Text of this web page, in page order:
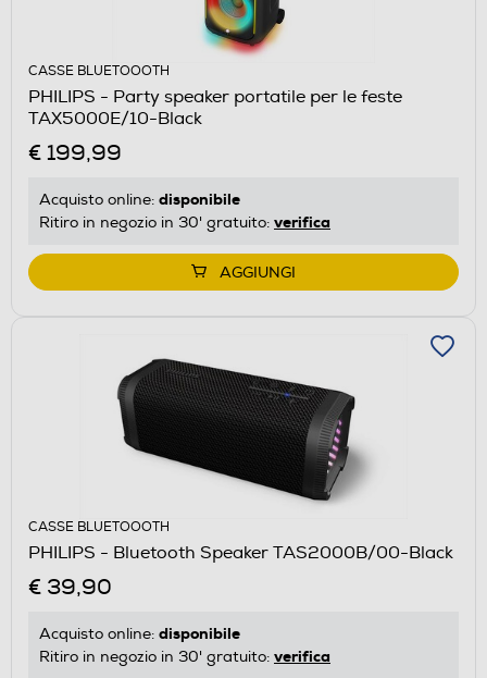
CASSE BLUETOOOTH
PHILIPS - Party speaker portatile per le feste
TAX5000E/10-Black
€ 199,99
Acquisto online: disponibile
Ritiro in negozio in 30' gratuito: verifica
AGGIUNGI
CASSE BLUETOOOTH
PHILIPS - Bluetooth Speaker TAS2000B/00-Black
€ 39,90
Acquisto online: disponibile
Ritiro in negozio in 30' gratuito: verifica